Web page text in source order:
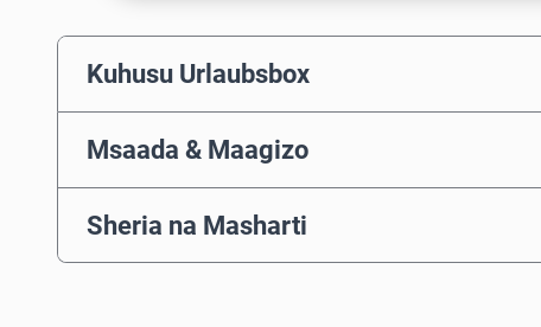
Kuhusu Urlaubsbox
Msaada & Maagizo
Sheria na Masharti